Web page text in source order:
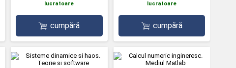
lucratoare
cumpără
lucratoare
cumpără